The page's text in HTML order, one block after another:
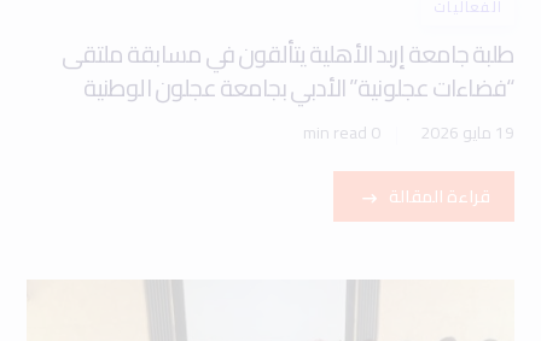
الفعاليات
طلبة جامعة إربد الأهلية يتألقون في مسابقة ملتقى
“فضاءات عجلونية” الأدبي بجامعة عجلون الوطنية
19 مايو 2026 0 min read
قراءة المقالة